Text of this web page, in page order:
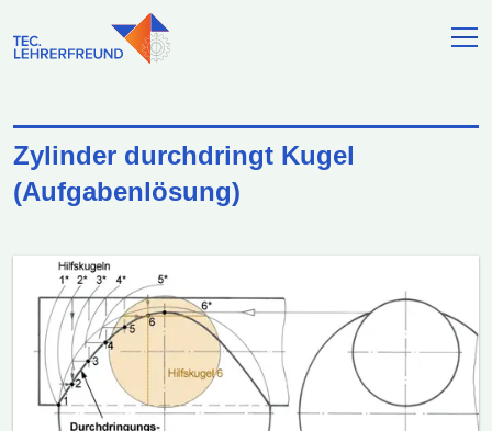
Zylinder durchdringt Kugel
(Aufgabenlösung)